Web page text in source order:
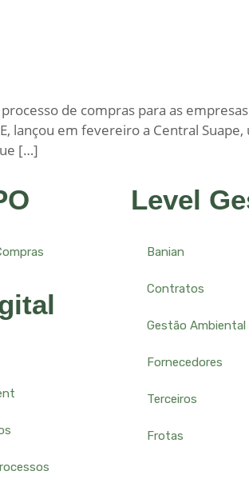
de compras para as
lançou em fevereiro a Central
[…]
Level
Banian
Contratos
Gestão Ambiental
Fornecedores
Terceiros
Frotas